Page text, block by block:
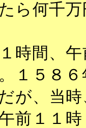
ら何千
時間、午
１５８
が、当
前１１